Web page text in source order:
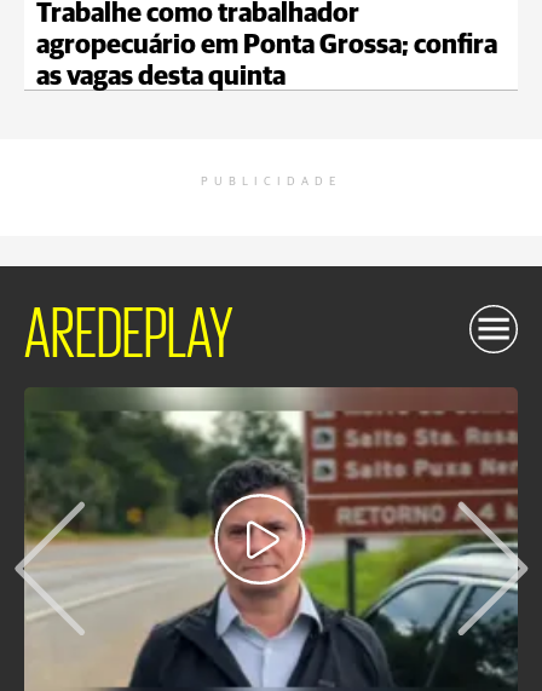
Trabalhe como trabalhador
agropecuário em Ponta Grossa; confira
as vagas desta quinta
PUBLICIDADE
AREDEPLAY